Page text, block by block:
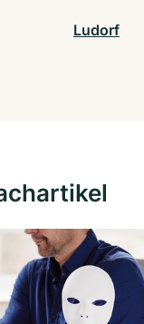
Ludorf